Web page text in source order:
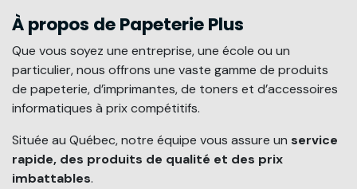
À propos de Papeterie Plus
Que vous soyez une entreprise, une école ou un
particulier, nous offrons une vaste gamme de produits
de papeterie, d’imprimantes, de toners et d’accessoires
informatiques à prix compétitifs.
Située au Québec, notre équipe vous assure un service
rapide, des produits de qualité et des prix
imbattables.